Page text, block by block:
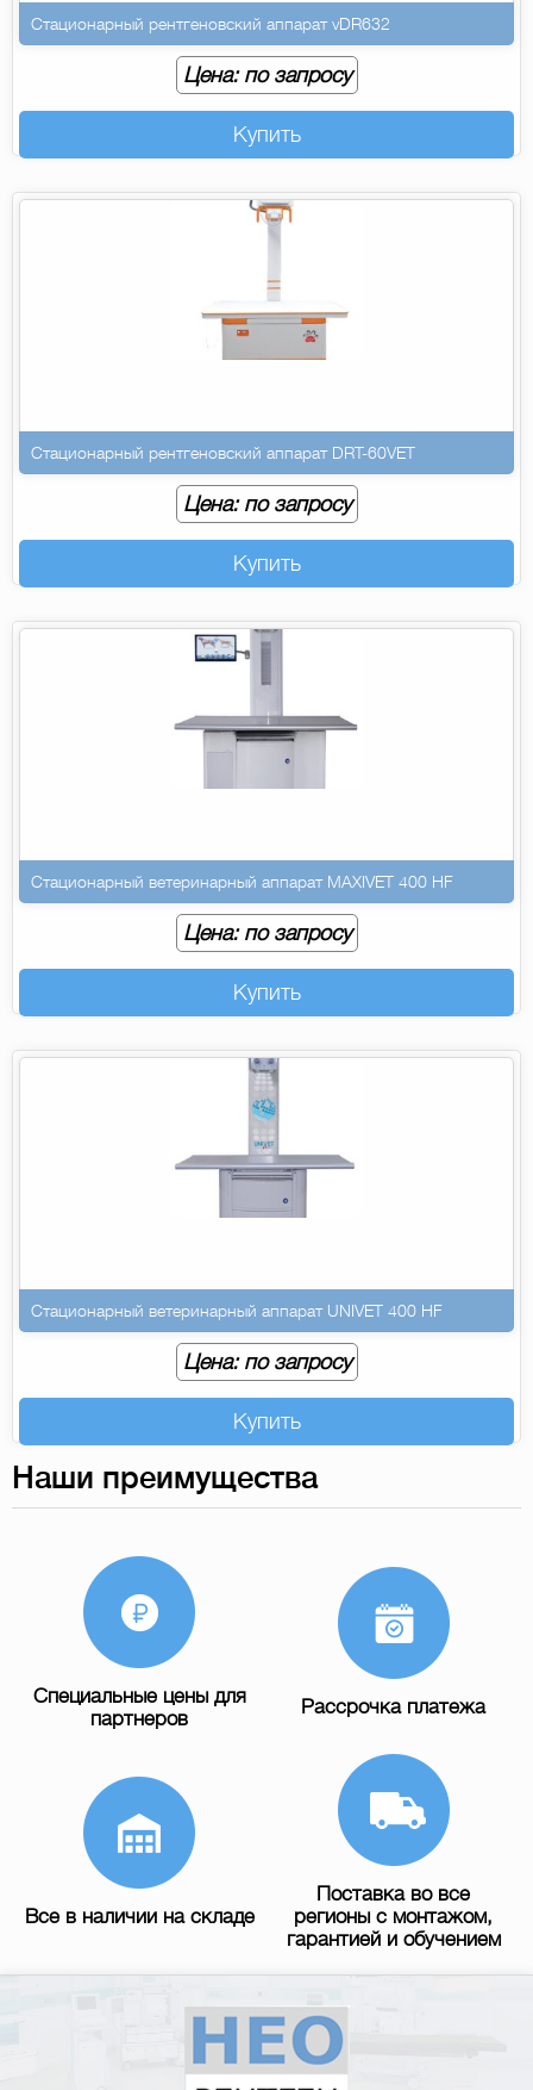
Стационарный рентгеновский аппарат vDR632
Цена: по запросу
Купить
Стационарный рентгеновский аппарат DRT-60VET
Цена: по запросу
Купить
Стационарный ветеринарный аппарат MAXIVET 400 HF
Цена: по запросу
Купить
Стационарный ветеринарный аппарат UNIVET 400 HF
Цена: по запросу
Купить
Наши преимущества
Специальные цены для
партнеров
Рассрочка платежа
Все в наличии на складе
Поставка во все
регионы с монтажом,
гарантией и обучением